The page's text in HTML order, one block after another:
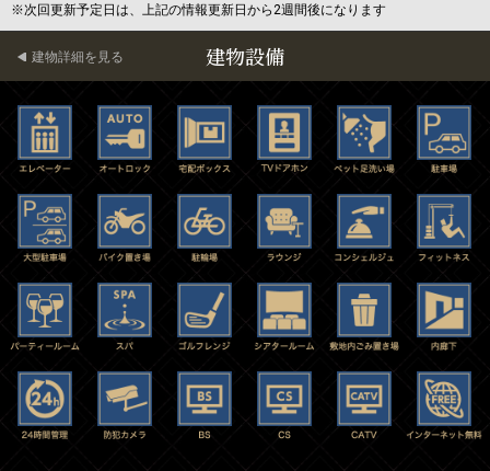
※次回更新予定日は、上記の情報更新日から2週間後になります
建物設備
建物詳細を見る